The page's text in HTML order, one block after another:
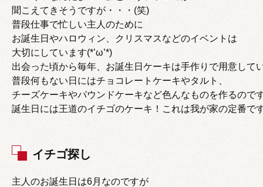
聞こえてきそうですが・・・(笑)
普段仕事で忙しい主人のために
お誕生日やハロウィン、クリスマスなどのイベントは
大切にしています(*’ω’*)
出会った頃から毎年、お誕生日ケーキは手作りで用意して
普段何もない日にはチョコレートケーキやタルト、
チーズケーキやパウンドケーキなど色んなものを作るので
誕生日には王道のイチゴのケーキ！これは我が家の定番で
イチゴ探し
主人のお誕生日は6月なのですが